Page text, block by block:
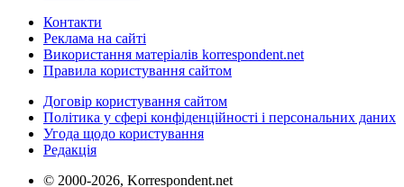
Контакти
Реклама на сайті
Використання матеріалів korrespondent.net
Правила користування сайтом
Договір користування сайтом
Політика у сфері конфіденційності і персональних даних
Угода щодо користування
Редакція
© 2000-2026, Korrespondent.net